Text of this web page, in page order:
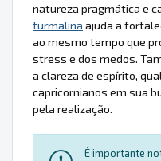
natureza pragmática e
turmalina ajuda a
ao mesmo tempo que
stress e dos medos.
a clareza de espírito,
capricornianos em sua
pela realização.
É importante